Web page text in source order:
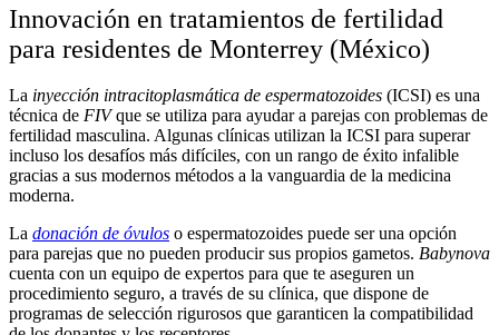
Innovación en tratamientos de fertilidad
para residentes de Monterrey (México)
La inyección intracitoplasmática de espermatozoides (ICSI) es una
técnica de FIVque se utiliza para ayudar a parejas con problemas de
fertilidad masculina. Algunas clínicas utilizan la ICSI para superar
incluso los desafíos más difíciles, con un rango de éxito infalible
gracias a sus modernos métodos a la vanguardia de la medicina
moderna.
La donación de óvulos o espermatozoides puede ser una opción
para parejas que no pueden producir sus propios gametos. Babynova
cuenta con un equipo de expertos para que te aseguren un
procedimiento seguro, a través de su clínica, que dispone de
programas de selección rigurosos que garanticen la compatibilidad